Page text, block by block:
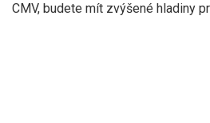
CMV, budete mít zvýšené hladiny